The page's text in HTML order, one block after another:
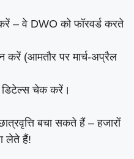
– वे DWO को फॉरवर्ड करते
करें (आमतौर पर मार्च-अप्रैल
डिटेल्स चेक करें।
बचा सकते हैं – हजारों
लेते हैं!